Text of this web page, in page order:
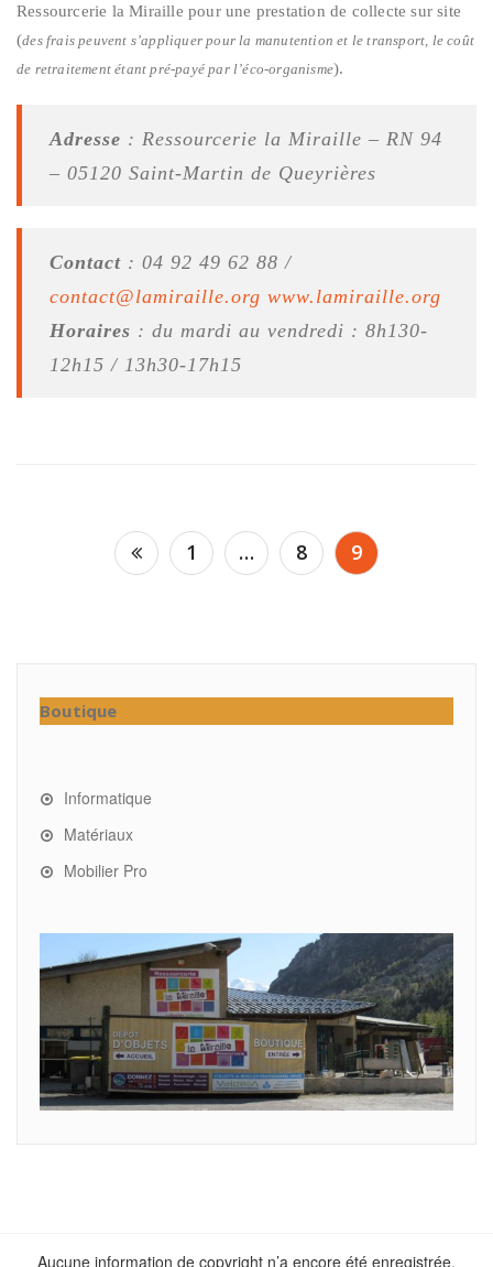
Ressourcerie la Miraille pour une prestation de collecte sur site
(des frais peuvent s’appliquer pour la manutention et le transport, le coût
de retraitement étant pré-payé par l’éco-organisme).
Adresse : Ressourcerie la Miraille – RN 94
– 05120 Saint-Martin de Queyrières
Contact : 04 92 49 62 88 /
contact@lamiraille.org www.lamiraille.org
Horaires : du mardi au vendredi : 8h130-
12h15 / 13h30-17h15
Navigation1 … 8 9
Boutique
Informatique
Matériaux
Mobilier Pro
Aucune information de copyright n’a encore été enregistrée.